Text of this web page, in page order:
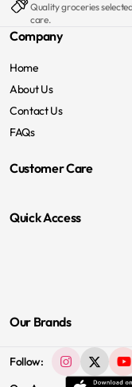
Quality groceries
care.
Company
Home
About Us
Contact Us
FAQs
Customer Care
Quick Access
Our Brands
Follow: